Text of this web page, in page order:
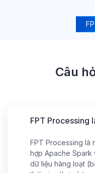
Câu
FPT Processing
FPT Processing là
hợp Apache Spark
dữ liệu hàng loạt